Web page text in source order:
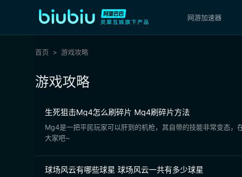
网游加速器
首页 游戏攻略
游戏攻略
生死狙击Mg4怎么刷碎片 Mg4刷碎片方法
Mg4是一把平民玩家可以肝到的机枪，其自带的技能非常变态
大家吧~
球场风云有哪些球星 球场风云一共有多少球星